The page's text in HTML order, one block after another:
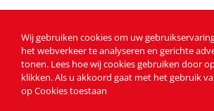
Wij gebruiken cookies om uw
het webverkeer te analyseren en gerichte
tonen. Lees hoe wij cookies gebruiken door
klikken. Als u akkoord gaat met het gebruik
op Cookies toestaan